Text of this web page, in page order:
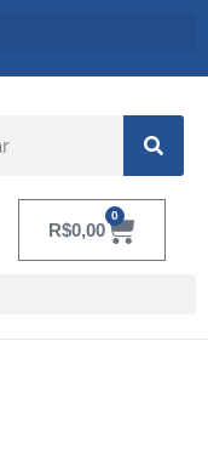
R$0,00
0